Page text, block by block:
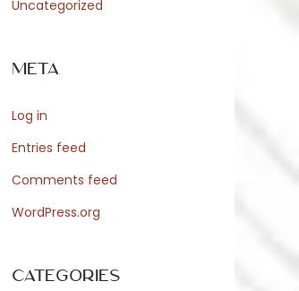
Uncategorized
Meta
Log in
Entries feed
Comments feed
WordPress.org
Categories